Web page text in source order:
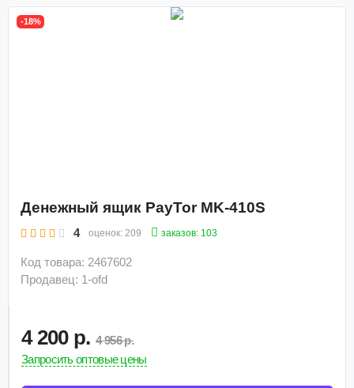
-18%
Денежный ящик PayTor MK-410S
4 оценок: 209 заказов: 103
Код товара: 2467602
Продавец: 1-ofd
4 200 р. 4 956 р.
Запросить оптовые цены